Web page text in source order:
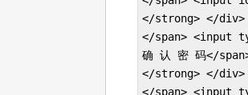
</strong> </div>
</span> <input
确 认 密 码</
</strong> </div>
</span> <input